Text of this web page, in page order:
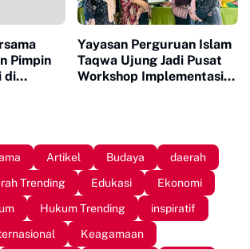
Pimpin
di
Yayasan Perguruan Islam
Taqwa Ujung Jadi Pusat
Workshop Implementasi
Artikel Budaya
daerah
Trending Edukasi
Ekonomi
Hukum Trending
inspiratif
Keagamaan